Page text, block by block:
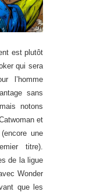
est plutôt
qui sera
l’homme
sans
notons
et
une
titre).
de la ligue
Wonder
que les